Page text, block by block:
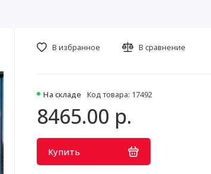
На складе Код товара: 17492
8465.00 р.
Купить
В избранное В сравнение